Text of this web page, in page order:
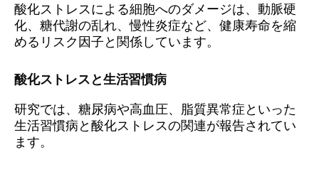
酸化ストレスによる細胞へのダメージは、動脈硬
化、糖代謝の乱れ、慢性炎症など、健康寿命を縮
めるリスク因子と関係しています。
酸化ストレスと生活習慣病
研究では、糖尿病や高血圧、脂質異常症といった
生活習慣病と酸化ストレスの関連が報告されてい
ます。